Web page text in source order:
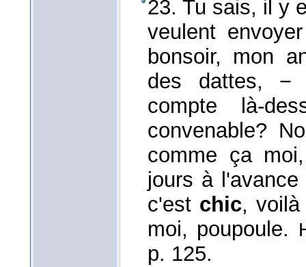
23. Tu sais, il y
veulent
bonsoir, mon
des dattes, −
compte là-
convenable?
comme ça
jours à
c'est chic, voilà
moi, poupoule.
p. 125.